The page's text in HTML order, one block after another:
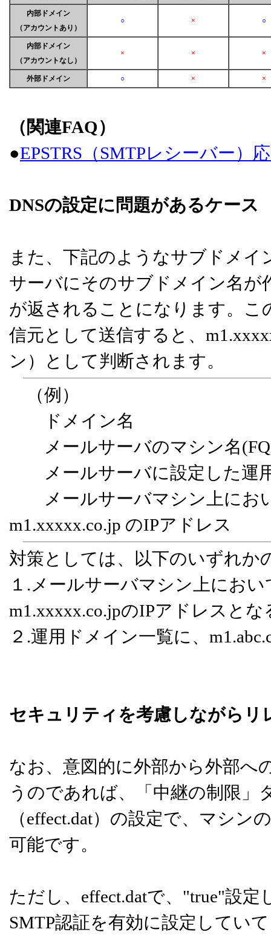
内部ドメイン
（アカウントあり）
○ × ○
内部ドメイン
（アカウントなし）
× × ×
外部ドメイン ○ × ×
（関連FAQ）
●EPSTRS（SMTPレシーバー）
DNSの設定に問題があるケース
また、下記のようなサブドメイ
サーバにそのサブドメイン名
が返されることになります。こ
信元として送信すると、
ン）として判断されます。
（例）
ドメイン名 ＝
メールサーバのマシン名
メールサーバに設定した運
メールサーバマシン上にお
m1.xxxxx.co.jp のIPアドレス
対策としては、以下のいずれか
１.メールサーバマシン上に
m1.xxxxx.co.jpのIPアドレスと
２.運用ドメイン一覧に、
セキュリティを考慮しながらリ
なお、意図的に外部から外部へ
うのであれば、「中継の制限」
（effect.dat）の設定で、マシ
可能です。
ただし、effect.datで、"true"設
SMTP認証を有効に設定してい